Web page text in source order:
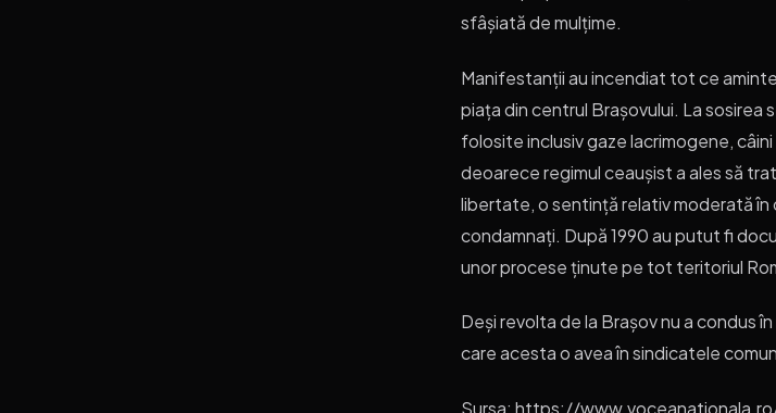
sfâșiată de mulțime.
Manifestanții au incendiat tot ce
piața din centrul Brașovului. La
folosite inclusiv gaze lacrimogene,
deoarece regimul ceaușist a ales să
libertate, o sentință relativ moderată în
condamnați. După 1990 au putut fi
unor procese ținute pe tot teritoriul
Deși revolta de la Brașov nu a condus
care acesta o avea în sindicatele
Sursa: https://